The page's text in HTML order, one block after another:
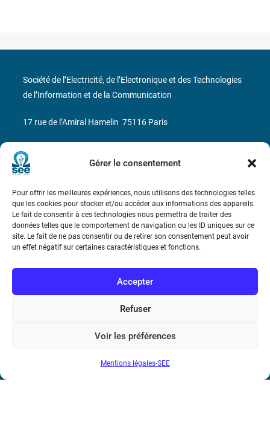
Gérer le consentement
Pour offrir les meilleures expériences, nous utilisons des technologies telles
que les cookies pour stocker et/ou accéder aux informations des appareils.
Le fait de consentir à ces technologies nous permettra de traiter des
données telles que le comportement de navigation ou les ID uniques sur ce
site. Le fait de ne pas consentir ou de retirer son consentement peut avoir
un effet négatif sur certaines caractéristiques et fonctions.
Accepter
Refuser
Voir les préférences
Mentions légales-SEE
Bicentenaire des découvertes d’André-
Conditions Générales de Vente
Mentions légales
Société de l’Electricité, de l’Electronique et des Technologies
de l’Information et de la Communication
17 rue de l’Amiral Hamelin 75116 Paris
Métro : « Boissière » Ligne 6 et « Iéna » Ligne 9
Téléphone : (+33) 1 56 90 37 17
N° de SIREN : 785 393 232, Code APE : 9412Z TVA intra-
communautaire : FR44 785 393 232